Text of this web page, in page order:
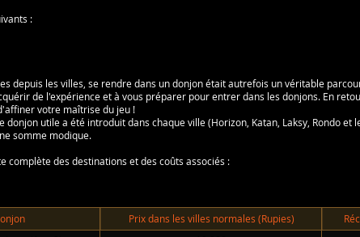
:
depuis les villes, se rendre dans un donjon était autrefois un véritable
de l'expérience et à vous préparer pour entrer dans les donjons. En
votre maîtrise du jeu !
utile a été introduit dans chaque ville (Horizon, Katan, Laksy, Rondo et
somme modique.
complète des destinations et des coûts associés :
Prix dans les villes normales (Rupies)